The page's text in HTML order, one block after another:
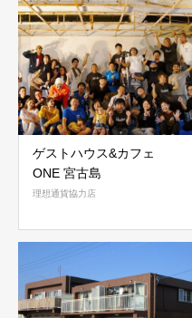
ゲストハウス&カフェ
ONE 宮古島
理想通貨協力店